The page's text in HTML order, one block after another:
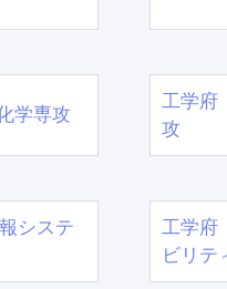
学専攻
工学府
攻
システ
工学府
ビリテ